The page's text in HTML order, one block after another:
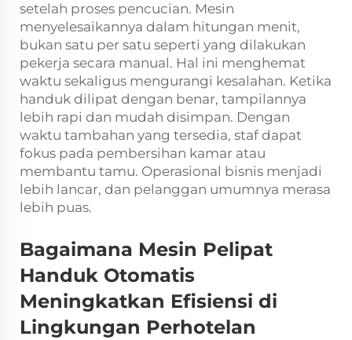
setelah proses pencucian. Mesin
menyelesaikannya dalam hitungan menit,
bukan satu per satu seperti yang dilakukan
pekerja secara manual. Hal ini menghemat
waktu sekaligus mengurangi kesalahan. Ketika
handuk dilipat dengan benar, tampilannya
lebih rapi dan mudah disimpan. Dengan
waktu tambahan yang tersedia, staf dapat
fokus pada pembersihan kamar atau
membantu tamu. Operasional bisnis menjadi
lebih lancar, dan pelanggan umumnya merasa
lebih puas.
Bagaimana Mesin Pelipat
Handuk Otomatis
Meningkatkan Efisiensi di
Lingkungan Perhotelan